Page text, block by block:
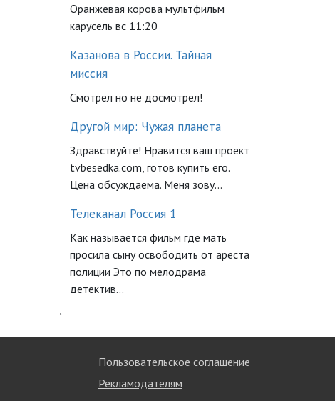
Оранжевая корова мультфильм
карусель вс 11:20
Казанова в России. Тайная
миссия
Смотрел но не досмотрел!
Другой мир: Чужая планета
Здравствуйте! Нравится ваш проект
tvbesedka.com, готов купить его.
Цена обсуждаема. Меня зову...
Телеканал Россия 1
Как называется фильм где мать
просила сыну освободить от ареста
полиции Это по мелодрама
детектив...
`
Пользовательское соглашение
Рекламодателям